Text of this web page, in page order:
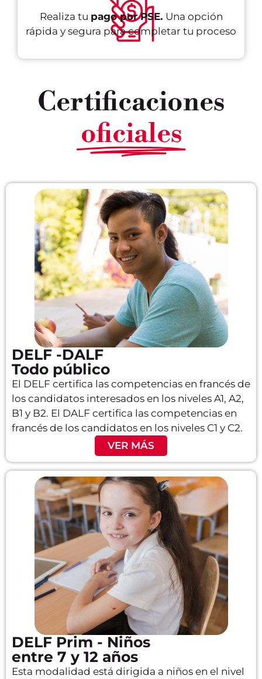
Realiza tu pago por PSE. Una opción
rápida y segura para completar tu proceso
Certificaciones
oficiales
DELF -DALF
Todo público
El DELF certifica las competencias en francés de
los candidatos interesados en los niveles A1, A2,
B1 y B2. El DALF certifica las competencias en
francés de los candidatos en los niveles C1 y C2.
VER MÁS
DELF Prim - Niños
entre 7 y 12 años
Esta modalidad está dirigida a niños en el nivel